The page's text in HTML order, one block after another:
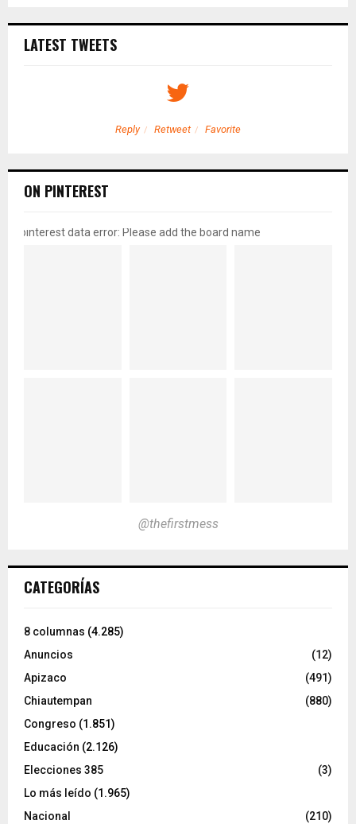
LATEST TWEETS
Reply Retweet Favorite
ON PINTEREST
pinterest data error: Please add the board name
@thefirstmess
CATEGORÍAS
8 columnas (4.285)
Anuncios
(12)
Apizaco
(491)
Chiautempan
(880)
Congreso (1.851)
Educación (2.126)
Elecciones 385
(3)
Lo más leído (1.965)
Nacional
(210)